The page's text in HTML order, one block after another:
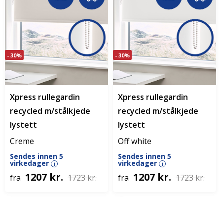
- 30%
Xpress rullegardin
recycled m/stålkjede
lystett
Creme
Sendes innen 5
virkedager i
fra 1207 kr. 1723 kr.
- 30%
Xpress rullegardin
recycled m/stålkjede
lystett
Off white
Sendes innen 5
virkedager i
fra 1207 kr. 1723 kr.